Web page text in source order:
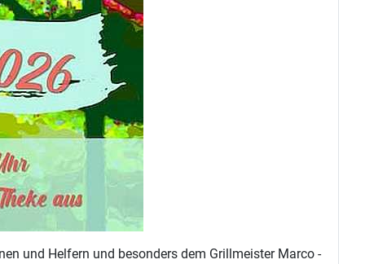
und Helfern und besonders dem Grillmeister Marco -